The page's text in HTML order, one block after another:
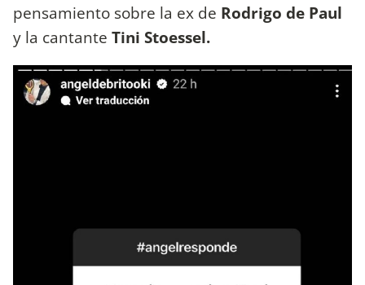
pensamiento sobre la ex de Rodrigo de Paul
y la cantante Tini Stoessel.